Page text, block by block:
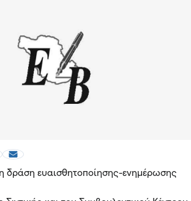
δράση ευαισθητοποίησης-ενημέρωσης